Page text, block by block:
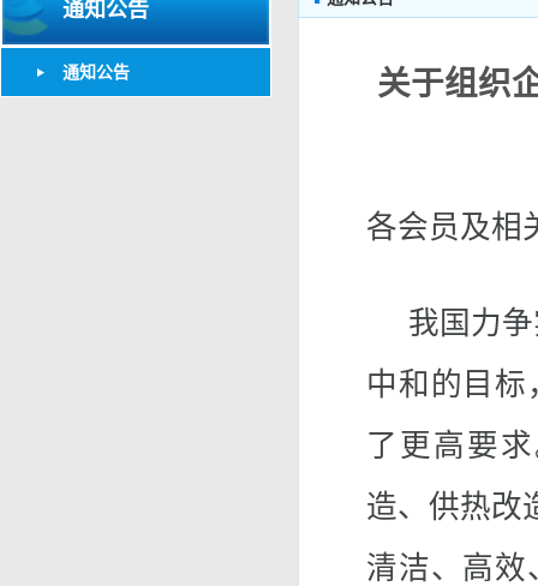
通知公告
通知公告 关于组织
各会员及相
我国力争
中和的目
了更高要
造、供热改
清洁、高效